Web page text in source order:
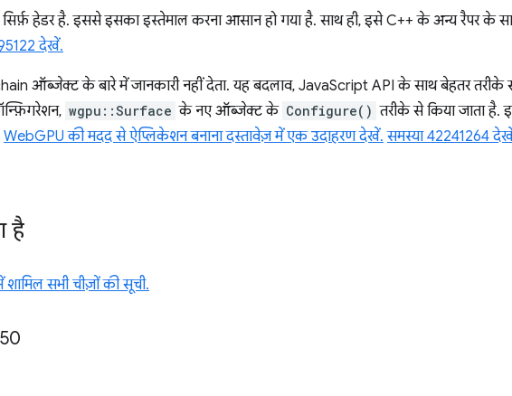
हेडर है. इससे इसका इस्तेमाल करना आसान हो गया है. साथ ही, इसे C++ के अन्य रैपर के
देखें.
ऑब्जेक्ट के बारे में जानकारी नहीं देता. यह बदलाव, JavaScript API के साथ बेहतर
wgpu::Surface के नए ऑब्जेक्ट के Configure() तरीके से किया जाता
WebGPU की मदद से ऐप्लिकेशन बनाना दस्तावेज़ में एक उदाहरण देखें. समस्या 42241264
है
शामिल सभी चीज़ों की सूची.